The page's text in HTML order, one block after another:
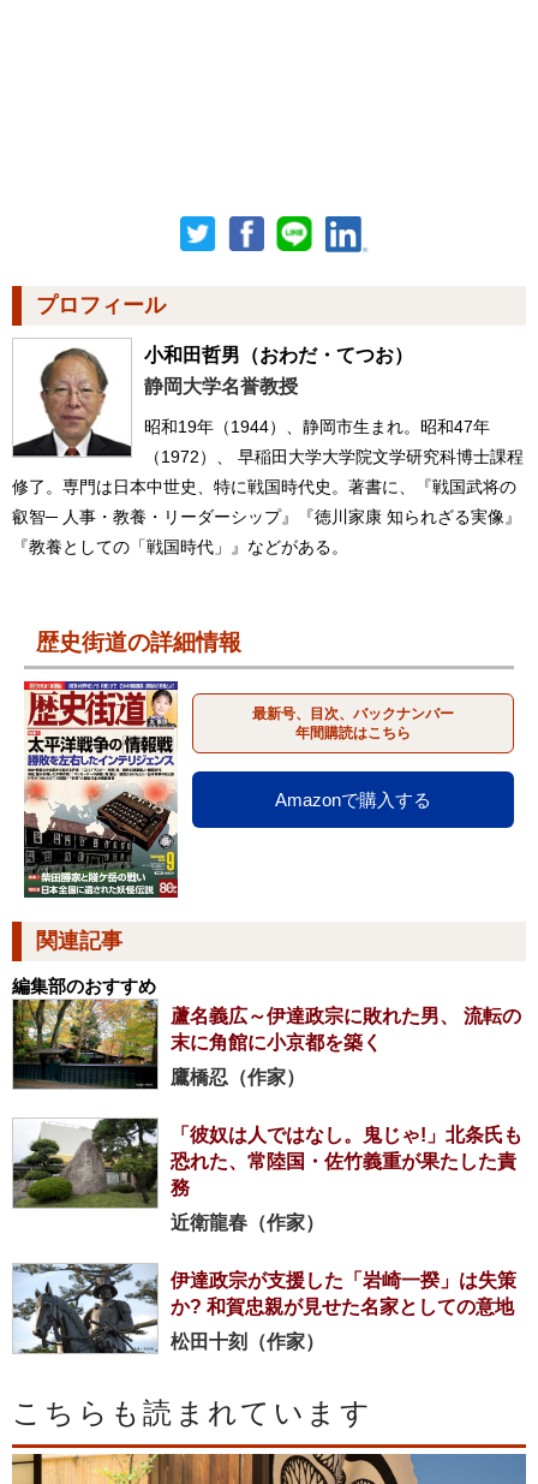
プロフィール
小和田哲男 （おわだ・てつお）
静岡大学名誉教授
昭和19年（1944）、静岡市生まれ。昭和47年
（1972）、 早稲田大学大学院文学研究科博士課程
修了。専門は日本中世史、特に戦国時代史。著書に、『戦国武将の
叡智─ 人事・教養・リーダーシップ』『徳川家康 知られざる実像』
『教養としての「戦国時代」』などがある。
歴史街道の詳細情報
最新号、目次、バックナンバー
年間購読はこちら
Amazonで購入する
関連記事
編集部のおすすめ
蘆名義広～伊達政宗に敗れた男、 流転の
末に角館に小京都を築く
鷹橋忍（作家）
「彼奴は人ではなし。鬼じゃ!」北条氏も
恐れた、常陸国・佐竹義重が果たした責
務
近衛龍春（作家）
伊達政宗が支援した「岩崎一揆」は失策
か? 和賀忠親が見せた名家としての意地
松田十刻（作家）
こちらも読まれています